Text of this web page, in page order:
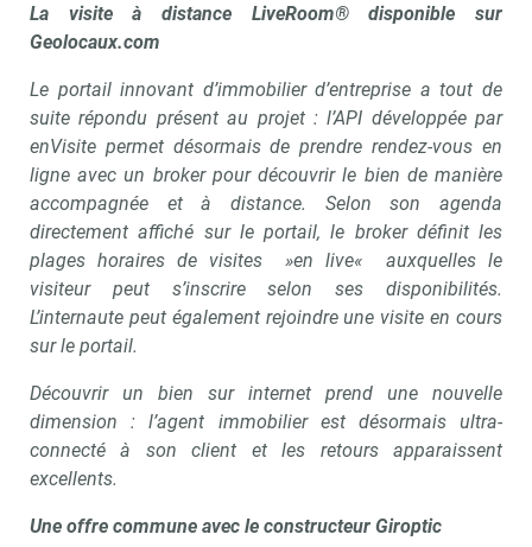
La visite à distance LiveRoom® disponible sur
Geolocaux.com
Le portail innovant d’immobilier d’entreprise a tout de
suite répondu présent au projet : l’API développée par
enVisite permet désormais de prendre rendez-vous en
ligne avec un broker pour découvrir le bien de manière
accompagnée et à distance. Selon son agenda
directement affiché sur le portail, le broker définit les
plages horaires de visites »en live« auxquelles le
visiteur peut s’inscrire selon ses disponibilités.
L’internaute peut également rejoindre une visite en cours
sur le portail.
Découvrir un bien sur internet prend une nouvelle
dimension : l’agent immobilier est désormais ultra-
connecté à son client et les retours apparaissent
excellents.
Une offre commune avec le constructeur Giroptic